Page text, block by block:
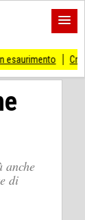
'Prossima
anche
di